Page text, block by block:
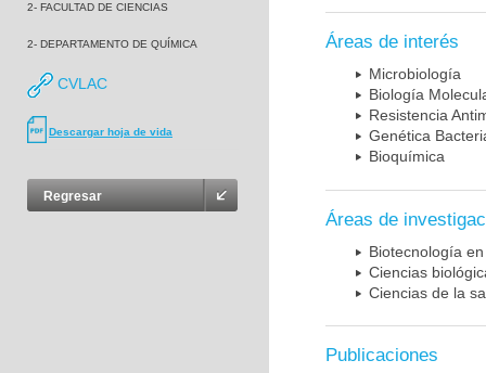
2- FACULTAD DE CIENCIAS
2- DEPARTAMENTO DE QUÍMICA
CVLAC
Descargar hoja de vida
Regresar
Áreas de interés
Microbiología
Biología
Resistencia
Genética
Bioquímica
Áreas de
Biotecnología
Ciencias
Ciencias de la
Publicaciones